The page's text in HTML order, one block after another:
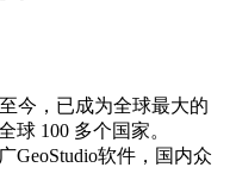
今，已成为全球最大的
球 100 多个国家。
GeoStudio软件，国内众